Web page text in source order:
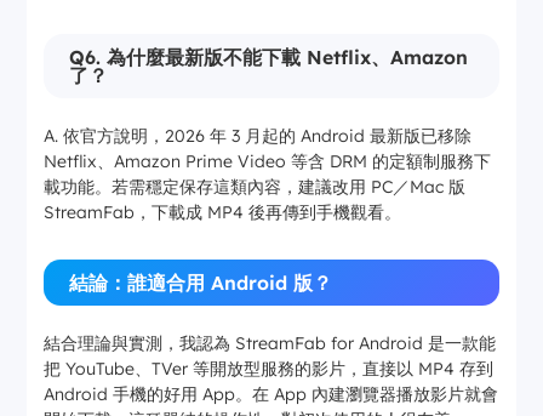
Q6. 為什麼最新版不能下載 Netflix、Amazon
了？
A. 依官方說明，2026 年 3 月起的 Android 最新版已移除
Netflix、Amazon Prime Video 等含 DRM 的定額制服務下
載功能。若需穩定保存這類內容，建議改用 PC／Mac 版
StreamFab，下載成 MP4 後再傳到手機觀看。
結論：誰適合用 Android 版？
結合理論與實測，我認為 StreamFab for Android 是一款能
把 YouTube、TVer 等開放型服務的影片，直接以 MP4 存到
Android 手機的好用 App。在 App 內建瀏覽器播放影片就會